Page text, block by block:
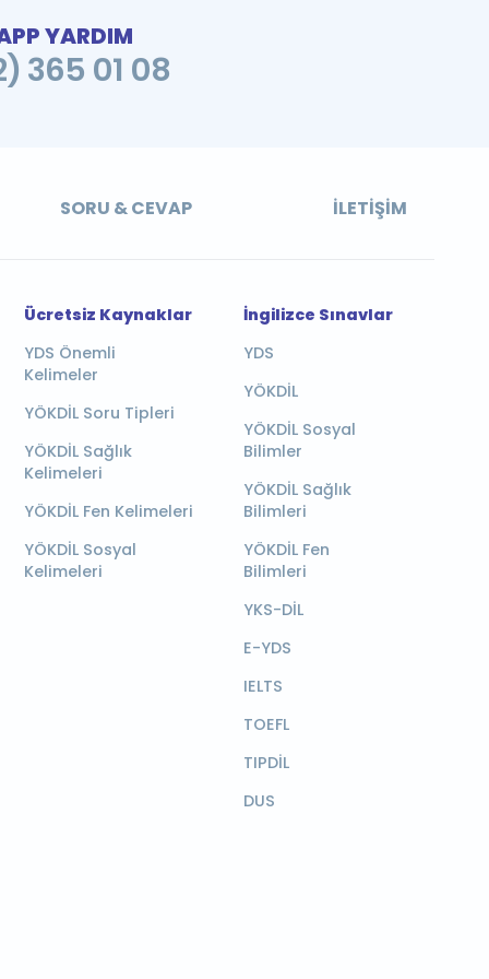
YARDIM
365 01 08
SORU & CEVAP İLETIŞIM
Ücretsiz Kaynaklar
YDS Önemli
Kelimeler
YÖKDİL Soru Tipleri
YÖKDİL Sağlık
Kelimeleri
YÖKDİL Fen Kelimeleri
YÖKDİL Sosyal
Kelimeleri
İngilizce Sınavlar
YDS
YÖKDİL
YÖKDİL Sosyal
Bilimler
YÖKDİL Sağlık
Bilimleri
YÖKDİL Fen
Bilimleri
YKS-DİL
E-YDS
IELTS
TOEFL
TIPDİL
DUS